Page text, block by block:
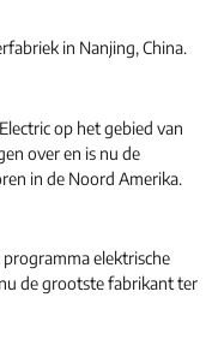
in Nanjing, China.
op het gebied van
over en is nu de
in de Noord Amerika.
elektrische
de grootste fabrikant ter